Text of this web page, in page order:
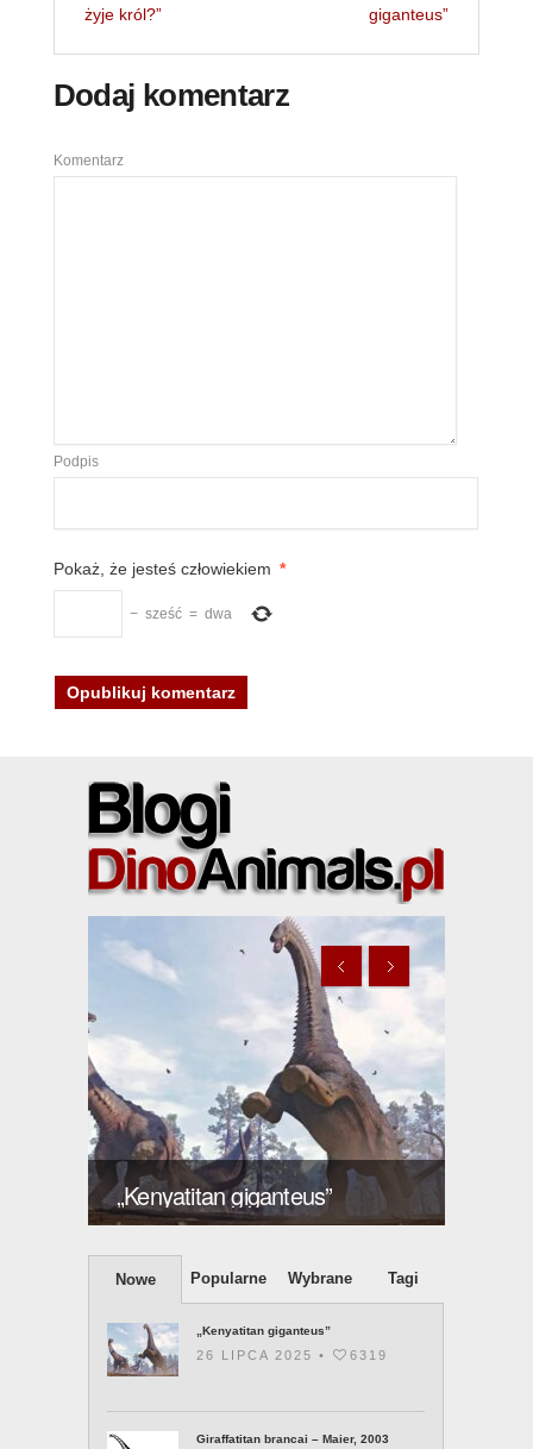
żyje król?” giganteus”
Dodaj komentarz
Komentarz
Podpis
Pokaż, że jesteś człowiekiem *
− sześć = dwa
„Kenyatitan giganteus”
Nowe Popularne Wybrane Tagi
„Kenyatitan giganteus”
26 LIPCA 2025 • 6319
Giraffatitan brancai – Maier, 2003